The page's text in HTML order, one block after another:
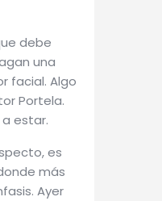
debe
una
facial. Algo
Portela.
estar.
es
más
Ayer